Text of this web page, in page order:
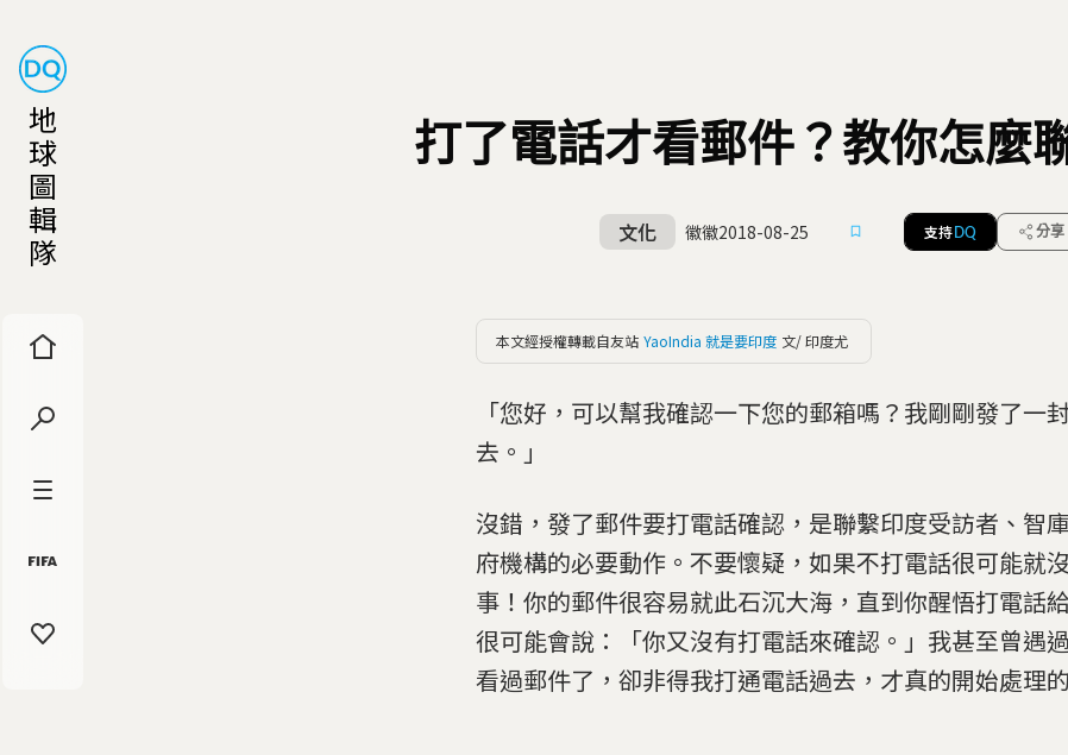
地
球
圖
輯
隊
打了電話才看郵件？教你怎麼
文化 徽徽2018-08-25 支持 DQ 分享
本文經授權轉載自友站 YaoIndia 就是要印度 文/ 印度尤
「您好，可以幫我確認一下您的郵箱嗎？我剛剛發了一
去。」
沒錯，發了郵件要打電話確認，是聯繫印度受訪者、智
府機構的必要動作。不要懷疑，如果不打電話很可能就
事！你的郵件很容易就此石沉大海，直到你醒悟打電話
很可能會說：「你又沒有打電話來確認。」我甚至曾遇
看過郵件了，卻非得我打通電話過去，才真的開始處理